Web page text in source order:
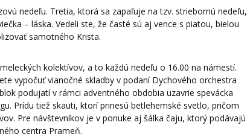
nedeľu. Tretia, ktorá sa zapaľuje na tzv. striebornú nedeľu,
– láska. Vedeli ste, že časté sú aj vence s piatou, bielou
samotného Krista.
kolektívov, a to každú nedeľu o 16.00 na námestí.
vypočuť vianočné skladby v podaní Dychového orchestra
podujatí v rámci adventného obdobia uzavrie spevácka
Prídu tiež skauti, ktorí prinesú betlehemské svetlo, pričom
Pre návštevníkov je v ponuke aj šálka čaju, ktorý podávajú
centra Prameň.